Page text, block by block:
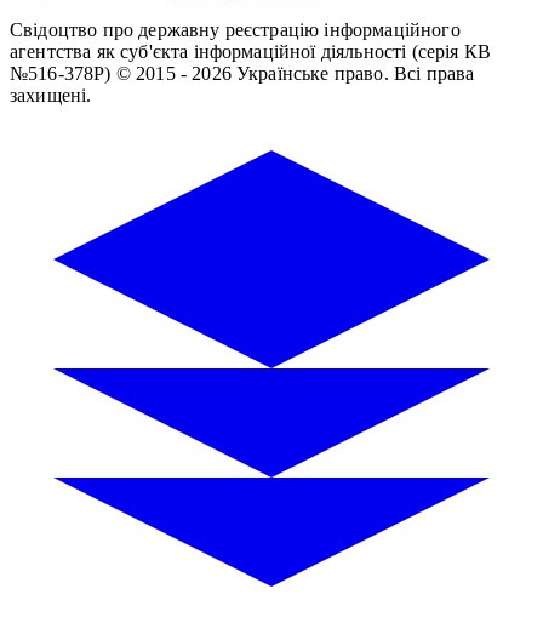
Свідоцтво про державну реєстрацію інформаційного
агентства як суб'єкта інформаційної діяльності (серія КВ
№516-378Р) © 2015 - 2026 Українське право. Всі права
захищені.